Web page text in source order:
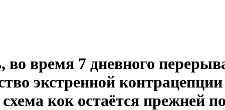
во время 7 дневного
экстренной
кок остаётся прежней